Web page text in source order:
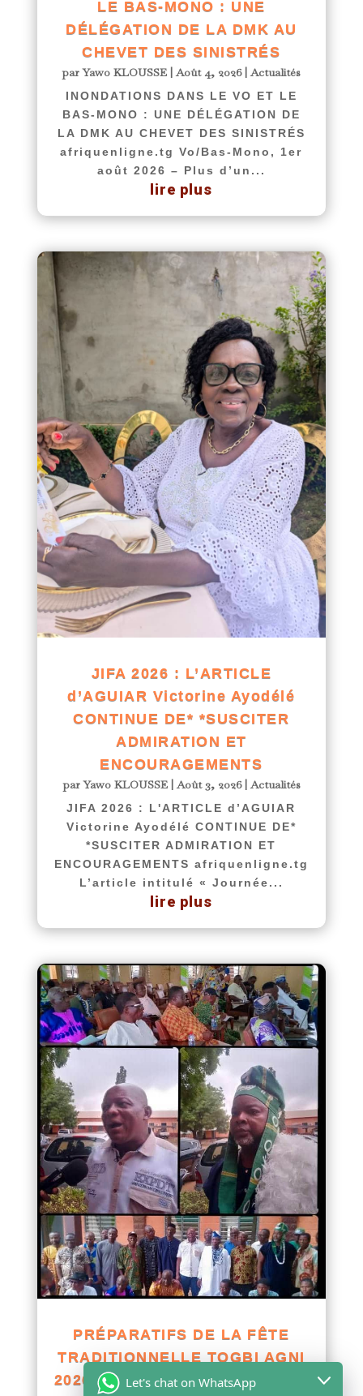
LE BAS-MONO : UNE
DÉLÉGATION DE LA DMK AU
CHEVET DES SINISTRÉS
parYawo KLOUSSE |Août 4, 2026|Actualités
INONDATIONS DANS LE VO ET LE
BAS-MONO : UNE DÉLÉGATION DE
LA DMK AU CHEVET DES SINISTRÉS
afriquenligne.tg Vo/Bas-Mono, 1er
août 2026 – Plus d’un...
lire plus
JIFA 2026 : L’ARTICLE
d’AGUIAR Victorine Ayodélé
CONTINUE DE* *SUSCITER
ADMIRATION ET
ENCOURAGEMENTS
parYawo KLOUSSE|Août 3, 2026|Actualités
JIFA 2026 : L'ARTICLE d’AGUIAR
Victorine Ayodélé CONTINUE DE*
*SUSCITER ADMIRATION ET
ENCOURAGEMENTS afriquenligne.tg
L’article intitulé « Journée...
lire plus
PRÉPARATIFS DE LA FÊTE
TRADITIONNELLE TOGBI AGNI
2026 : LA COMMUNAUTÉ ADJA-
Let's chat on WhatsApp